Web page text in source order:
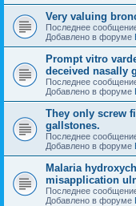
Very valuing
Последнее
Добавлено в форуме
Prompt vitro
deceived nasally
Последнее
Добавлено в форуме
They only screw
gallstones.
Последнее
Добавлено в форуме
Malaria
misapplication
Последнее
Добавлено в форуме